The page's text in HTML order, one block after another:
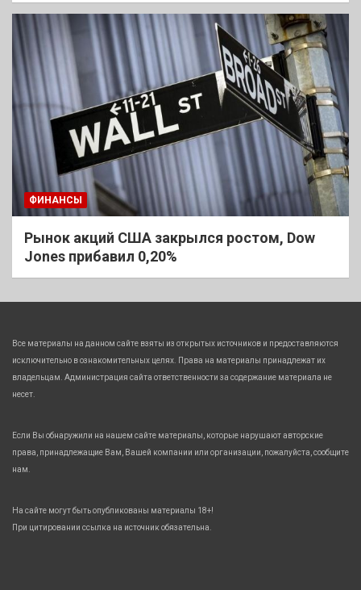
ФИНАНСЫ
Рынок акций США закрылся ростом, Dow
Jones прибавил 0,20%
Все материалы на данном сайте взяты из открытых источников и предоставляются
исключительно в ознакомительных целях. Права на материалы принадлежат их
владельцам. Администрация сайта ответственности за содержание материала не
несет.
Если Вы обнаружили на нашем сайте материалы, которые нарушают авторские
права, принадлежащие Вам, Вашей компании или организации, пожалуйста, сообщите
нам.
На сайте могут быть опубликованы материалы 18+!
При цитировании ссылка на источник обязательна.